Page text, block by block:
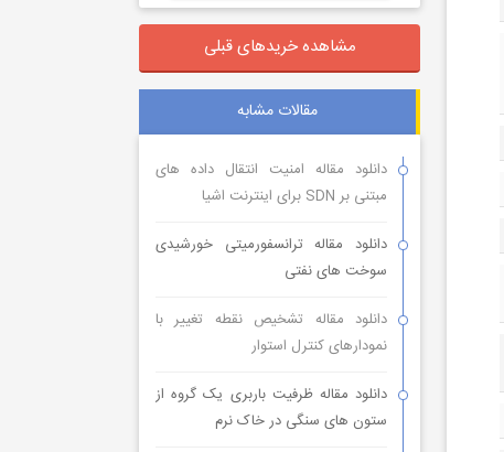
مشاهده خریدهای قبلی
مقالات مشابه
دانلود مقاله امنیت انتقال داده های
مبتنی بر SDN برای اینترنت اشیا
دانلود مقاله ترانسفورمیتی خورشیدی
سوخت های نفتی
دانلود مقاله تشخیص نقطه تغییر با
نمودارهای کنترل استوار
دانلود مقاله ظرفیت باربری یک گروه از
ستون های سنگی در خاک نرم